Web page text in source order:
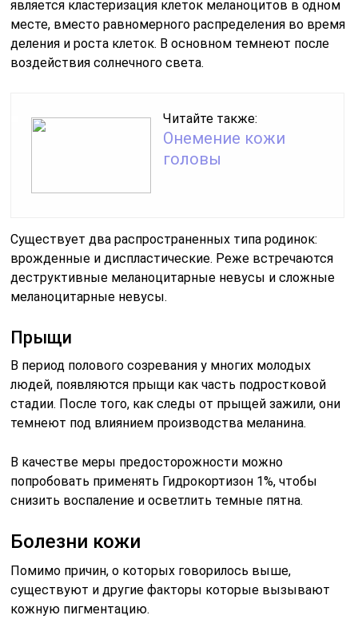
является кластеризация клеток меланоцитов в одном
месте, вместо равномерного распределения во время
деления и роста клеток. В основном темнеют после
воздействия солнечного света.
Читайте также:
Онемение кожи
головы
Существует два распространенных типа родинок:
врожденные и диспластические. Реже встречаются
деструктивные меланоцитарные невусы и сложные
меланоцитарные невусы.
Прыщи
В период полового созревания у многих молодых
людей, появляются прыщи как часть подростковой
стадии. После того, как следы от прыщей зажили, они
темнеют под влиянием производства меланина.
В качестве меры предосторожности можно
попробовать применять Гидрокортизон 1%, чтобы
снизить воспаление и осветлить темные пятна.
Болезни кожи
Помимо причин, о которых говорилось выше,
существуют и другие факторы которые вызывают
кожную пигментацию.